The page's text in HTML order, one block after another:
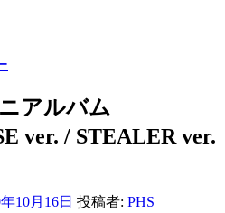
アルバム
ver. / STEALER ver.
10月16日 投稿者: PHS